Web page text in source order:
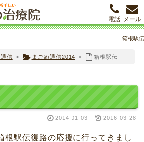
箱根駅伝
通信 > まごめ通信2014 > 箱根駅伝
2014-01-03 2016-03-28
根駅伝復路の応援に行ってきまし
メール
電話